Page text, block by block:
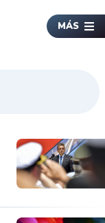
MÁS